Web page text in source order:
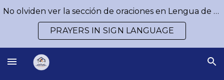
Skip to navigation
No olviden ver la sección de oraciones en Lengua de Señas / Don´t forget to watch our prayers in Sign Language
PRAYERS IN SIGN LANGUAGE